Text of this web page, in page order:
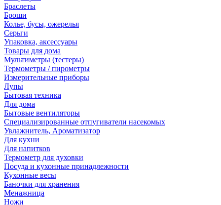
Браслеты
Броши
Колье, бусы, ожерелья
Серьги
Упаковка, аксессуары
Товары для дома
Мультиметры (тестеры)
Термометры / пирометры
Измерительные приборы
Лупы
Бытовая техника
Для дома
Бытовые вентиляторы
Специализированные отпугиватели насекомых
Увлажнитель, Ароматизатор
Для кухни
Для напитков
Термометр для духовки
Посуда и кухонные принадлежности
Кухонные весы
Баночки для хранения
Менажница
Ножи